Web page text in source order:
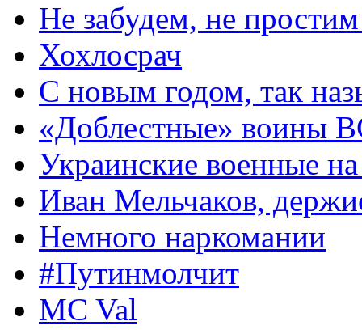
Не забудем, не
Хохлосрач
С новым годом, так
«Доблестные» воины
Украинские военные
Иван Мельчаков,
Немного наркомании
#Путинмолчит
MC Val